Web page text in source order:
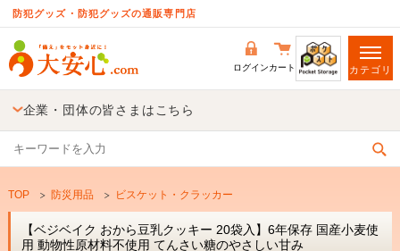
防犯グッズ・防犯グッズの通販専門店
ログインカート カテゴリ
企業・団体の皆さまはこちら
TOP 防災用品 ビスケット・クラッカー
【ベジベイク おから豆乳クッキー 20袋入】6年保存 国産小麦使
用 動物性原材料不使用 てんさい糖のやさしい甘み